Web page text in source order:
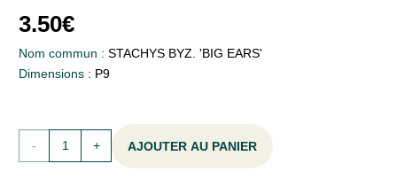
3.50€
Nom commun : STACHYS BYZ. 'BIG EARS'
Dimensions : P9
quantité AJOUTER AU PANIER